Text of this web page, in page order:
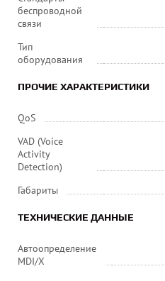
беспроводной
связи
Тип
оборудования
ПРОЧИЕ ХАРАКТЕРИСТИКИ
QoS
VAD (Voice
Activity
Detection)
Габариты
ТЕХНИЧЕСКИЕ ДАННЫЕ
Автоопределение
MDI/X